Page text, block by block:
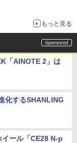
もっと見る
「AINOTE 2」は
化するSHANLING
ール「CE28 N-p